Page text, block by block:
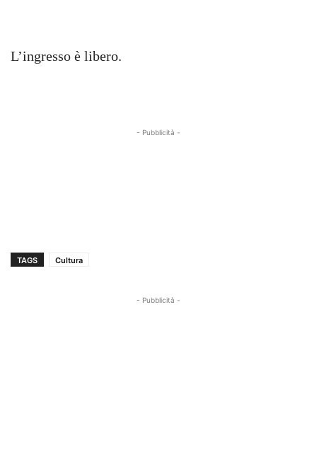
L’ingresso è libero.
- Pubblicità -
TAGS Cultura
- Pubblicità -